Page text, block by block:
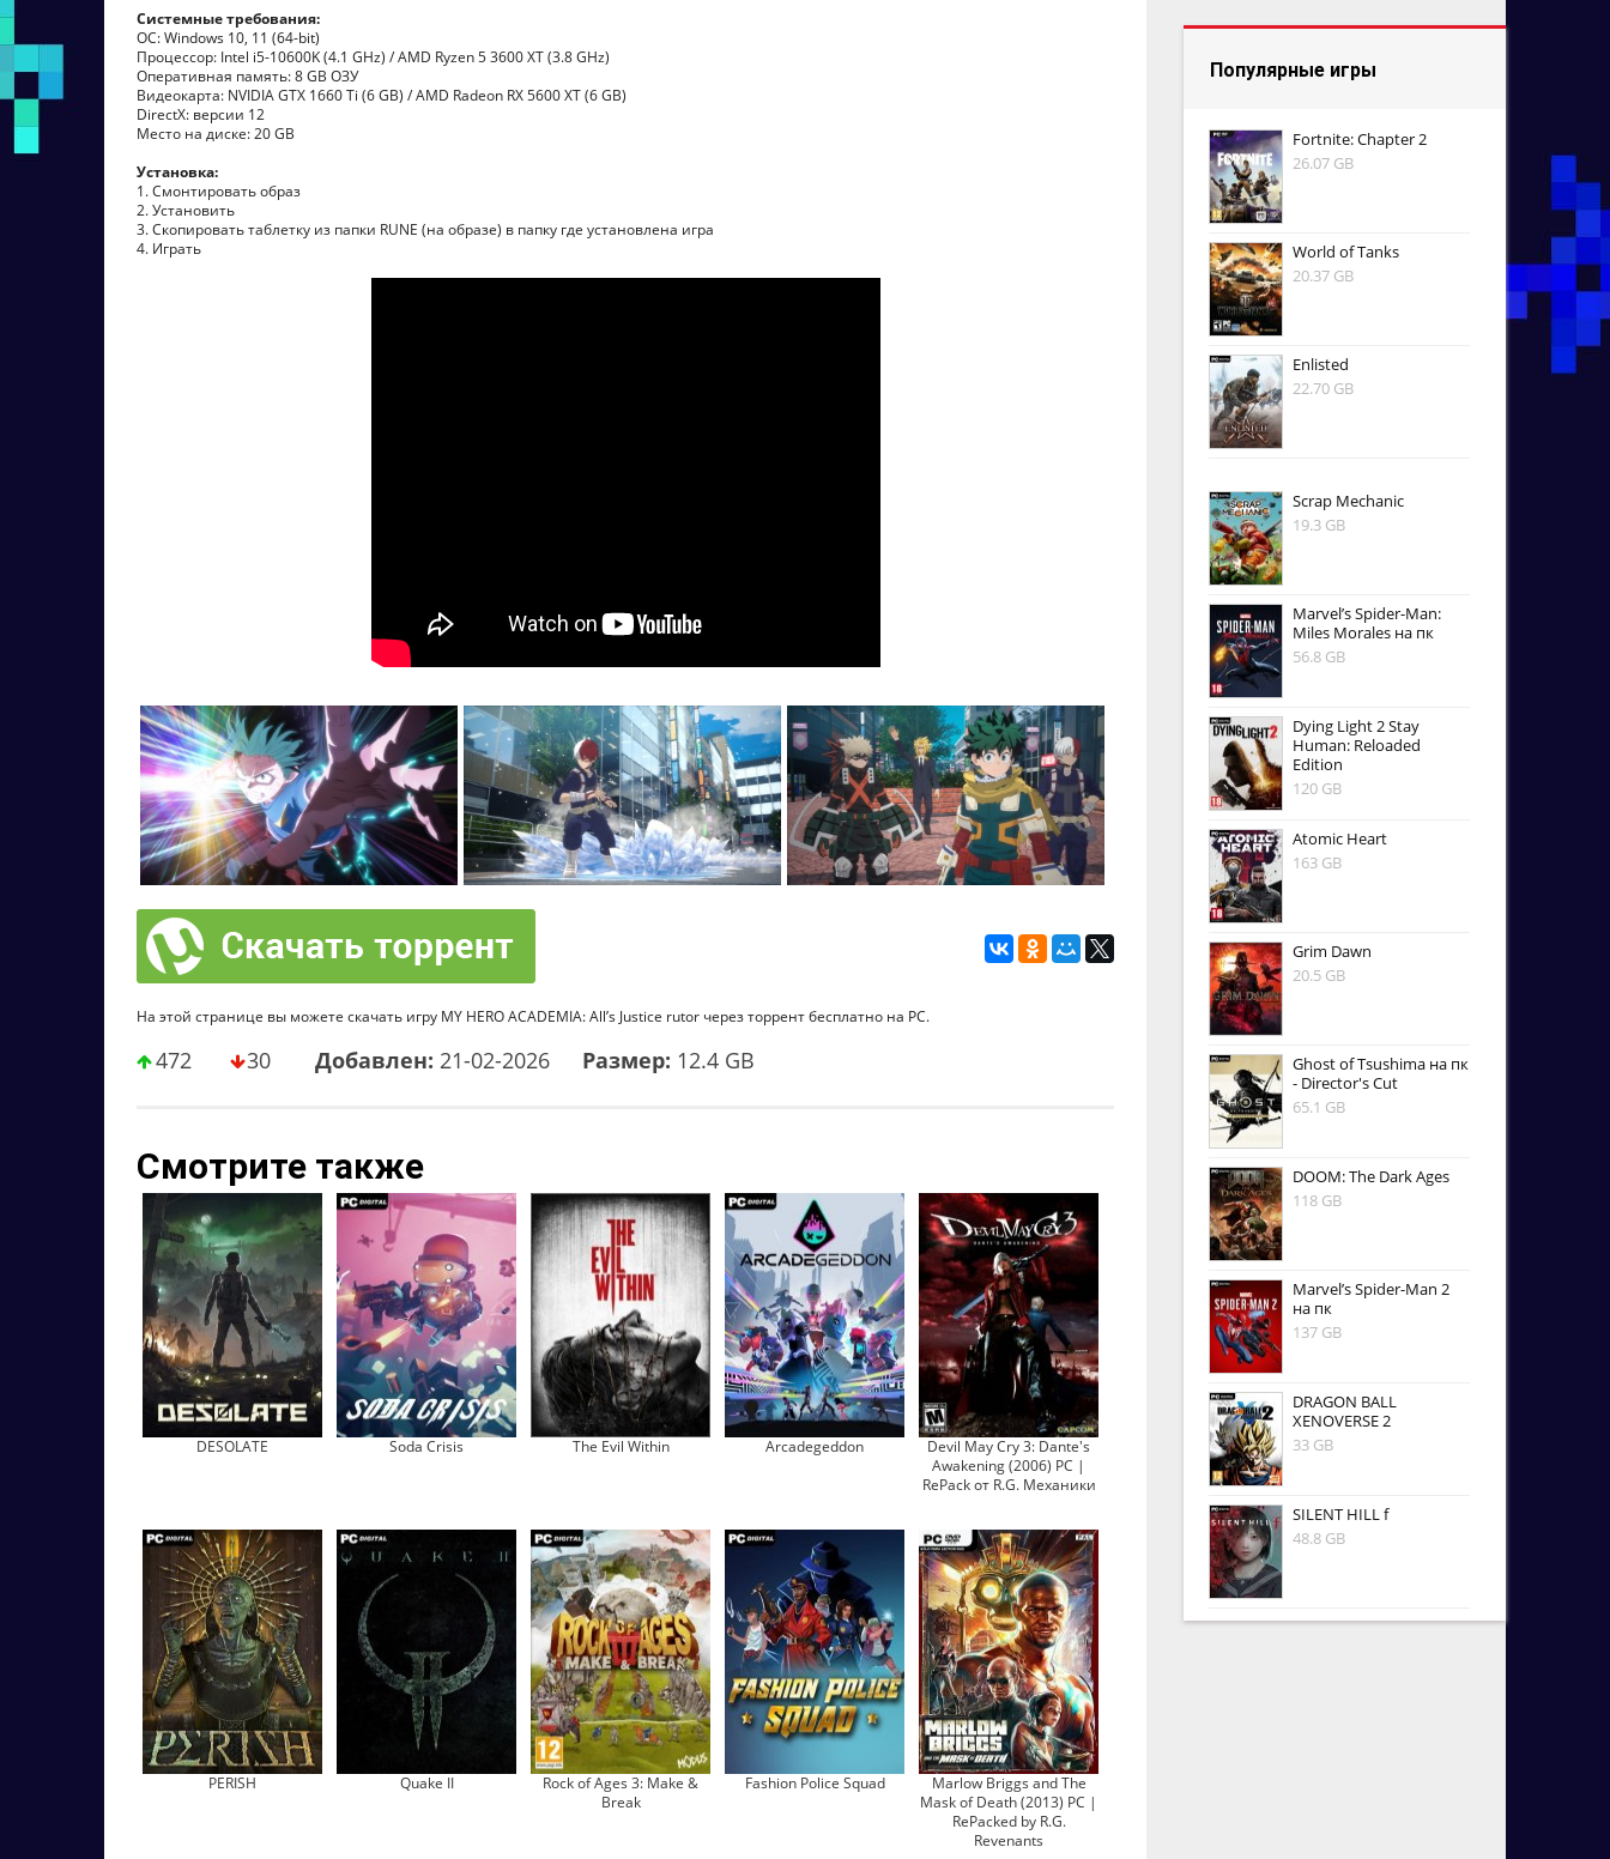
Системные требования:
ОС: Windows 10, 11 (64-bit)
Процессор: Intel i5-10600K (4.1 GHz) / AMD Ryzen 5 3600 XT (3.8 GHz)
Оперативная память: 8 GB ОЗУ
Видеокарта: NVIDIA GTX 1660 Ti (6 GB) / AMD Radeon RX 5600 XT (6 GB)
DirectX: версии 12
Место на диске: 20 GB
Установка:
1. Смонтировать образ
2. Установить
3. Скопировать таблетку из папки RUNE (на образе) в папку где установлена игра
4. Играть
На этой странице вы можете скачать игру MY HERO ACADEMIA: All’s Justice rutor через торрент бесплатно на PC.
472 30 Добавлен: 21-02-2026 Размер: 12.4 GB
Смотрите также
DESOLATE Soda Crisis The Evil Within Arcadegeddon
Devil May Cry 3: Dante's
Awakening (2006) PC |
RePack от R.G. Механики
PERISH Quake II
Rock of Ages 3: Make &
Break
Fashion Police Squad
Marlow Briggs and The
Mask of Death (2013) PC |
RePacked by R.G.
Revenants
Популярные игры
Fortnite: Chapter 2
26.07 GB
World of Tanks
20.37 GB
Enlisted
22.70 GB
Scrap Mechanic
19.3 GB
Marvel’s Spider-Man:
Miles Morales на пк
56.8 GB
Dying Light 2 Stay
Human: Reloaded
Edition
120 GB
Atomic Heart
163 GB
Grim Dawn
20.5 GB
Ghost of Tsushima на пк
- Director's Cut
65.1 GB
DOOM: The Dark Ages
118 GB
Marvel’s Spider-Man 2
на пк
137 GB
DRAGON BALL
XENOVERSE 2
33 GB
SILENT HILL f
48.8 GB